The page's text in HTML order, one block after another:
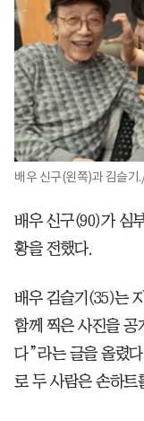
배우 신구(왼쪽)과 김슬기
배우 신구(90)가 심
황을 전했다.
배우 김슬기(35)는
함께 찍은 사진을 공
다”라는 글을 올렸
로 두 사람은 손하트